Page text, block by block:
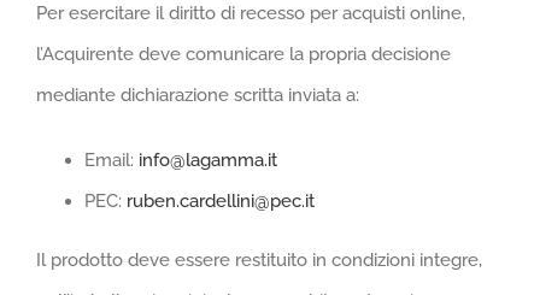
Per esercitare il diritto di recesso per acquisti online,
l’Acquirente deve comunicare la propria decisione
mediante dichiarazione scritta inviata a:
Email: info@lagamma.it
PEC: ruben.cardellini@pec.it
Il prodotto deve essere restituito in condizioni integre,